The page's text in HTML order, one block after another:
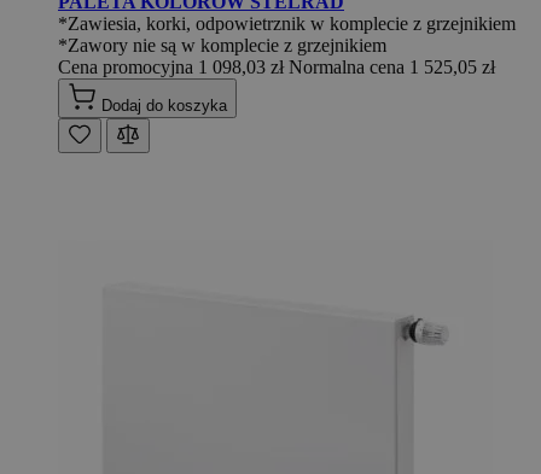
*Zawiesia, korki, odpowietrznik w komplecie z grzejnikiem
*Zawory nie są w komplecie z grzejnikiem
Cena promocyjna 1 098,03 zł Normalna cena 1 525,05 zł
Dodaj do koszyka